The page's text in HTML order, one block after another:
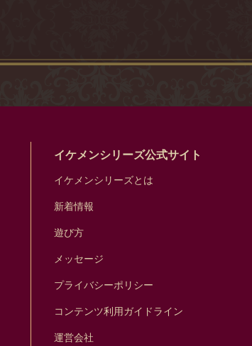
イケメンシリーズ公式サイト
イケメンシリーズとは
新着情報
遊び方
メッセージ
プライバシーポリシー
コンテンツ利用ガイドライン
運営会社